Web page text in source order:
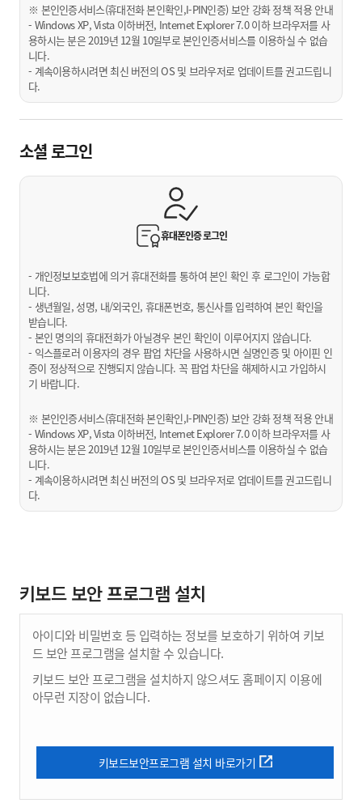
※ 본인인증서비스(휴대전화 본인확인,I-PIN인증) 보안 강화 정책 적용 안내
- Windows XP, Vista 이하버전, Internet Explorer 7.0 이하 브라우저를 사
용하시는 분은 2019년 12월 10일부로 본인인증서비스를 이용하실 수 없습
니다.
- 계속이용하시려면 최신 버전의 OS 및 브라우저로 업데이트를 권고드립니
다.
소셜 로그인
휴대폰인증로그인
- 개인정보보호법에 의거 휴대전화를 통하여 본인 확인 후 로그인이 가능합
니다.
- 생년월일, 성명, 내/외국인, 휴대폰번호, 통신사를 입력하여 본인 확인을
받습니다.
- 본인 명의의 휴대전화가 아닐경우 본인 확인이 이루어지지 않습니다.
- 익스플로러 이용자의 경우 팝업 차단을 사용하시면 실명인증 및 아이핀 인
증이 정상적으로 진행되지 않습니다. 꼭 팝업 차단을 해제하시고 가입하시
기 바랍니다.
※ 본인인증서비스(휴대전화 본인확인,I-PIN인증) 보안 강화 정책 적용 안내
- Windows XP, Vista 이하버전, Internet Explorer 7.0 이하 브라우저를 사
용하시는 분은 2019년 12월 10일부로 본인인증서비스를 이용하실 수 없습
니다.
- 계속이용하시려면 최신 버전의 OS 및 브라우저로 업데이트를 권고드립니
다.
키보드 보안 프로그램 설치
아이디와 비밀번호 등 입력하는 정보를 보호하기 위하여 키보
드 보안 프로그램을 설치할 수 있습니다.
키보드 보안 프로그램을 설치하지 않으셔도 홈페이지 이용에
아무런 지장이 없습니다.
키보드보안프로그램 설치 바로가기